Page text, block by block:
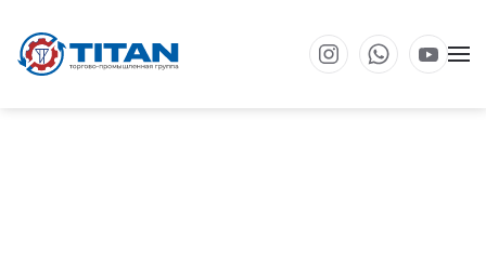
Перейти к основному содержанию